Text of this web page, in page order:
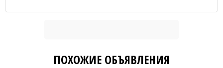
ПОХОЖИЕ ОБЪЯВЛЕНИЯ